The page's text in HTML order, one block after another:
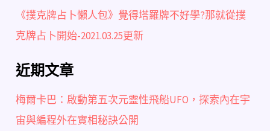
《撲克牌占卜懶人包》覺得塔羅牌不好學?那就從撲
克牌占卜開始-2021.03.25更新
近期文章
梅爾卡巴：啟動第五次元靈性飛船UFO，探索內在宇
宙與編程外在實相秘訣公開